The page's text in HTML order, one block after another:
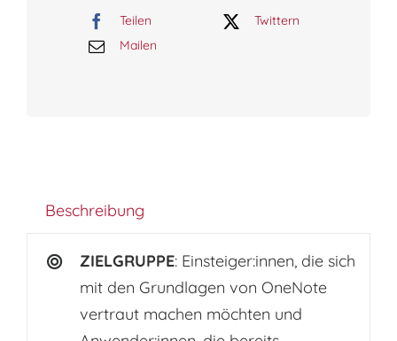
Teilen
Twittern
Mailen
Beschreibung
ZIELGRUPPE: Einsteiger:innen, die sich
mit den Grundlagen von OneNote
vertraut machen möchten und